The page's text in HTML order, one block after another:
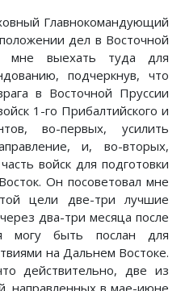
Главнокомандующий
дел в Восточной
мне выехать туда для
подчеркнув, что
в Восточной Пруссии
1-го Прибалтийского и
во-первых, усилить
и, во-вторых,
войск для подготовки
Он посоветовал мне
цели две-три лучшие
два-три месяца после
могу быть послан для
на Дальнем Востоке.
действительно, две из
направленных в мае-июне